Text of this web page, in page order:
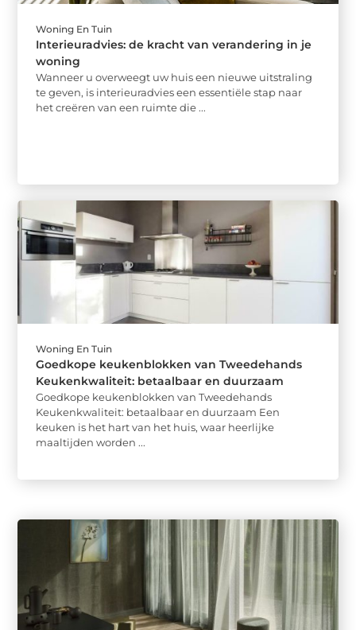
Woning En Tuin
Interieuradvies: de kracht van verandering in je
woning
Wanneer u overweegt uw huis een nieuwe uitstraling
te geven, is interieuradvies een essentiële stap naar
het creëren van een ruimte die ...
Woning En Tuin
Goedkope keukenblokken van Tweedehands
Keukenkwaliteit: betaalbaar en duurzaam
Goedkope keukenblokken van Tweedehands
Keukenkwaliteit: betaalbaar en duurzaam Een
keuken is het hart van het huis, waar heerlijke
maaltijden worden ...